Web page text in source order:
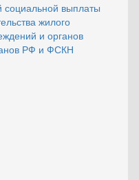
социальной выплаты
жилого
и органов
РФ и ФСКН